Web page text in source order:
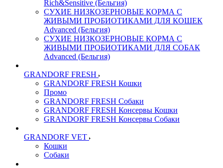
Rich&Sensitive (Бельгия)
СУХИЕ НИЗКОЗЕРНОВЫЕ КОРМА С
ЖИВЫМИ ПРОБИОТИКАМИ ДЛЯ КОШЕК
Advanced (Бельгия)
СУХИЕ НИЗКОЗЕРНОВЫЕ КОРМА С
ЖИВЫМИ ПРОБИОТИКАМИ ДЛЯ СОБАК
Advanced (Бельгия)
GRANDORF FRESH
GRANDORF FRESH Кошки
Промо
GRANDORF FRESH Собаки
GRANDORF FRESH Консервы Кошки
GRANDORF FRESH Консервы Собаки
GRANDORF VET
Кошки
Собаки